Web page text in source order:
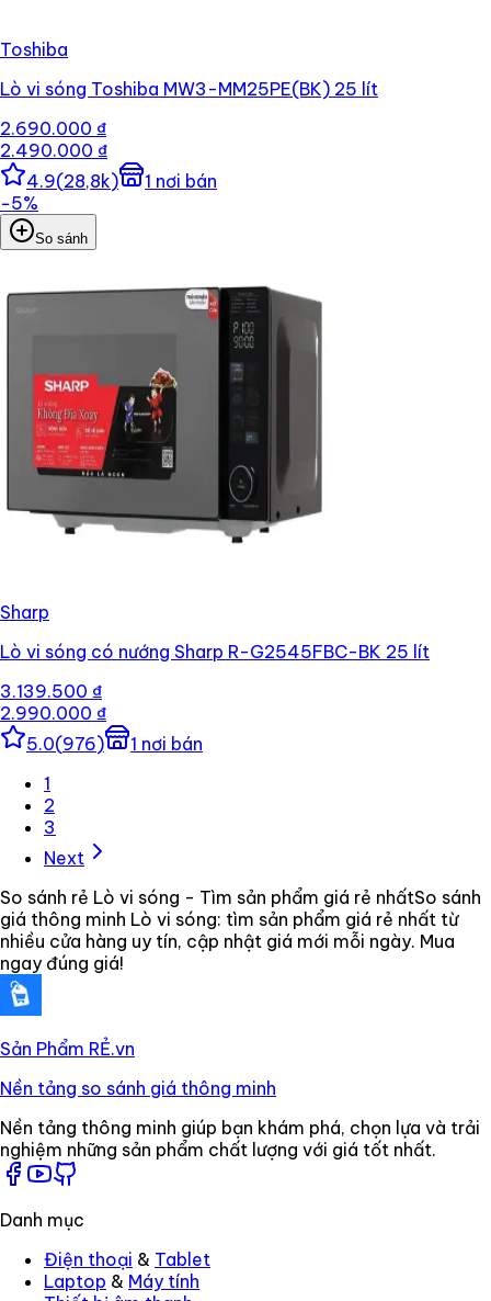
Toshiba
Lò vi sóng Toshiba MW3-MM25PE(BK) 25 lít
2.690.000 ₫
2.490.000 ₫
4.9(28,8k) 1 nơi bán
−5%
So sánh
Sharp
Lò vi sóng có nướng Sharp R-G2545FBC-BK 25 lít
3.139.500 ₫
2.990.000 ₫
5.0(976) 1 nơi bán
1
2
3
Next
So sánh rẻ Lò vi sóng - Tìm sản phẩm giá rẻ nhấtSo sánh
giá thông minh Lò vi sóng: tìm sản phẩm giá rẻ nhất từ
nhiều cửa hàng uy tín, cập nhật giá mới mỗi ngày. Mua
ngay đúng giá!
Sản Phẩm RẺ.vn
Nền tảng so sánh giá thông minh
Nền tảng thông minh giúp bạn khám phá, chọn lựa và trải
nghiệm những sản phẩm chất lượng với giá tốt nhất.
Danh mục
Điện thoại & Tablet
Laptop & Máy tính